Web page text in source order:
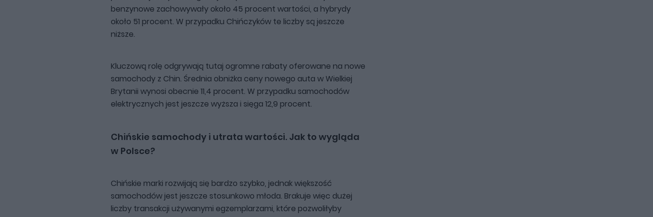
benzynowe zachowywały około 45 procent wartości, a hybrydy
około 51 procent. W przypadku Chińczyków te liczby są jeszcze
niższe.
Kluczową rolę odgrywają tutaj ogromne rabaty oferowane na nowe
samochody z Chin. Średnia obniżka ceny nowego auta w Wielkiej
Brytanii wynosi obecnie 11,4 procent. W przypadku samochodów
elektrycznych jest jeszcze wyższa i sięga 12,9 procent.
Chińskie samochody i utrata wartości. Jak to wygląda
w Polsce?
Chińskie marki rozwijają się bardzo szybko, jednak większość
samochodów jest jeszcze stosunkowo młoda. Brakuje więc dużej
liczby transakcji używanymi egzemplarzami, które pozwoliłyby